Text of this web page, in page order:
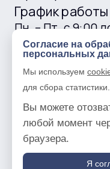
График работы
Пн. – Пт. с 9:00
выходные
E-mail
ivgtk@mail.ru
© 2016 —2026
технический
Политика в
Согласие на
персональных
Мы используем
для сбора статистики.
Вы можете
любой момент
браузера.
Я